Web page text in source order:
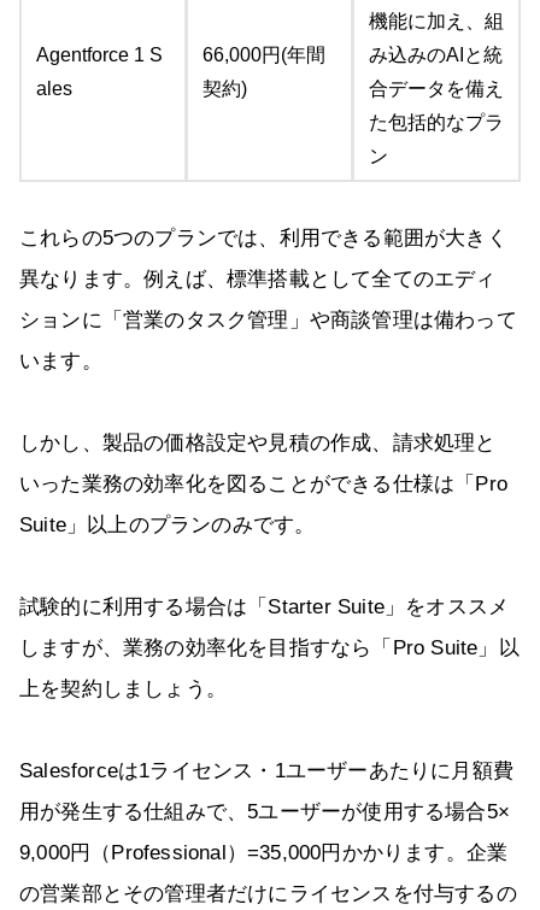
Agentforce 1 S
ales
66,000円(年間
契約)
機能に加え、組
み込みのAIと統
合データを備え
た包括的なプラ
ン
これらの5つのプランでは、利用できる範囲が大きく
異なります。例えば、標準搭載として全てのエディ
ションに「営業のタスク管理」や商談管理は備わって
います。
しかし、製品の価格設定や見積の作成、請求処理と
いった業務の効率化を図ることができる仕様は「Pro
Suite」以上のプランのみです。
試験的に利用する場合は「Starter Suite」をオススメ
しますが、業務の効率化を目指すなら「Pro Suite」以
上を契約しましょう。
Salesforceは1ライセンス・1ユーザーあたりに月額費
用が発生する仕組みで、5ユーザーが使用する場合5×
9,000円（Professional）=35,000円かかります。企業
の営業部とその管理者だけにライセンスを付与するの